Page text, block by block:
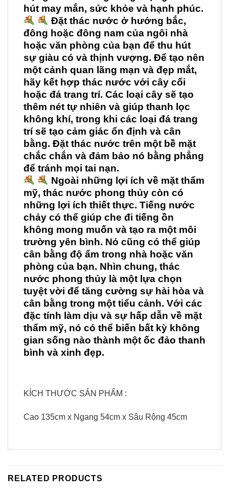
hút may mắn, sức khỏe và hạnh phúc.
Đặt thác nước ở hướng bắc,
đông hoặc đông nam của ngôi nhà
hoặc văn phòng của bạn để thu hút
sự giàu có và thịnh vượng. Để tạo nên
một cảnh quan lãng mạn và đẹp mắt,
hãy kết hợp thác nước với cây cối
hoặc đá trang trí. Các loại cây sẽ tạo
thêm nét tự nhiên và giúp thanh lọc
không khí, trong khi các loại đá trang
trí sẽ tạo cảm giác ổn định và cân
bằng. Đặt thác nước trên một bề mặt
chắc chắn và đảm bảo nó bằng phẳng
để tránh mọi tai nạn.
Ngoài những lợi ích về mặt thẩm
mỹ, thác nước phong thủy còn có
những lợi ích thiết thực. Tiếng nước
chảy có thể giúp che đi tiếng ồn
không mong muốn và tạo ra một môi
trường yên bình. Nó cũng có thể giúp
cân bằng độ ẩm trong nhà hoặc văn
phòng của bạn. Nhìn chung, thác
nước phong thủy là một lựa chọn
tuyệt vời để tăng cường sự hài hòa và
cân bằng trong một tiểu cảnh. Với các
đặc tính làm dịu và sự hấp dẫn về mặt
thẩm mỹ, nó có thể biến bất kỳ không
gian sống nào thành một ốc đảo thanh
bình và xinh đẹp.
KÍCH THƯỚC SẢN PHẨM :
Cao 135cm x Ngang 54cm x Sâu Rộng 45cm
RELATED PRODUCTS